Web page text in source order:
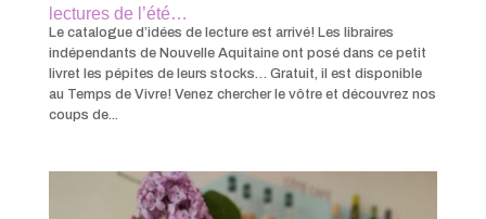
lectures de l’été…
Le catalogue d’idées de lecture est arrivé! Les libraires
indépendants de Nouvelle Aquitaine ont posé dans ce petit
livret les pépites de leurs stocks… Gratuit, il est disponible
au Temps de Vivre! Venez chercher le vôtre et découvrez nos
coups de...